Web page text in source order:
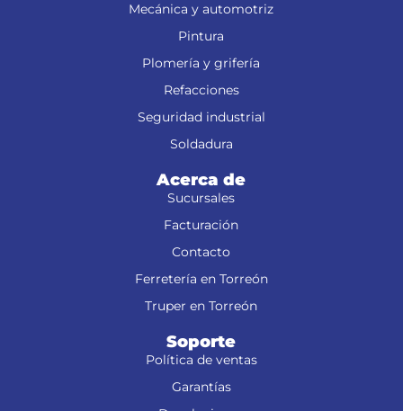
Mecánica y automotriz
Pintura
Plomería y grifería
Refacciones
Seguridad industrial
Soldadura
Acerca de
Sucursales
Facturación
Contacto
Ferretería en Torreón
Truper en Torreón
Soporte
Política de ventas
Garantías